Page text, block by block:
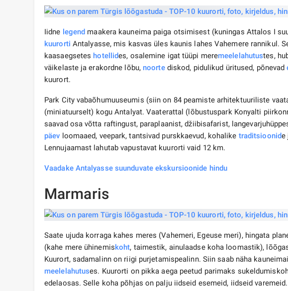
Iidne legend maakera kauneima paiga otsimisest (kuningas Attalos I
kuurorti Antalyasse, mis kasvas üles kaunis lahes Vahemere rannikul.
kaasaegsetes hotellides, osalemine igat tüüpi meremeelelahutustes,
väikelaste ja erakordne lõbu, noortediskod, pidulikud üritused, põnevad
kuurort.
Park City vabaõhumuuseumis (siin on 84 peamiste arhitektuuriliste
(miniatuurselt) kogu Antalyat. Vaaterattal (lõbustuspark Konyalti
saavad osa võtta raftingust, paraplaanist, džiibisafarist,
päev loomaaed, veepark, tantsivad purskkaevud, kohalike traditsioonide
Lennujaamast lahutab vapustavat kuurorti vaid 12 km.
Vaadake Antalyasse suunduvate ekskursioonide hindu
Marmaris
Saate ujuda korraga kahes meres (Vahemeri, Egeuse meri), hingata
(kahe mere ühinemiskoht, taimestik, ainulaadse koha loomastik),
Kuurort, sadamalinn on riigi purjetamispealinn. Siin saab näha
meelelahutuses. Kuurorti on pikka aega peetud parimaks
edelaosas. Selle koha põhjas on palju iidseid esemeid, iidseid varemeid.